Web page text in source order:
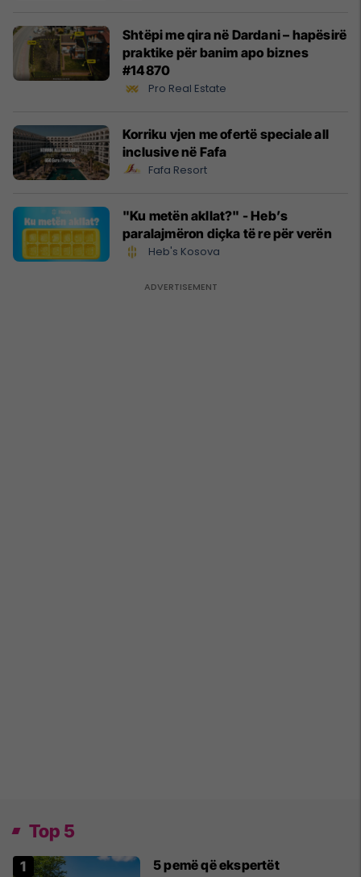
Shtëpi me qira në Dardani – hapësirë
praktike për banim apo biznes
#14870
Pro Real Estate
Korriku vjen me ofertë speciale all
inclusive në Fafa
Fafa Resort
"Ku metën akllat?" - Heb’s
paralajmëron diçka të re për verën
Heb's Kosova
Top 5
5 pemë që ekspertët